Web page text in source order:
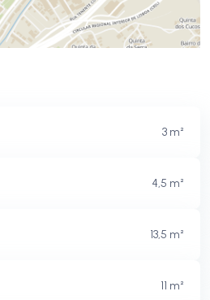
3 m²
4,5 m²
13,5 m²
11 m²